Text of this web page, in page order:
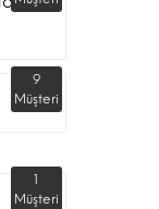
9
Müşteri
1
Müşteri